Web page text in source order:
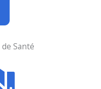
Santé